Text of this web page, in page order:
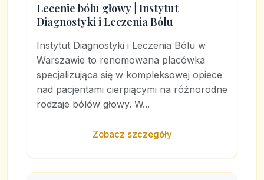
Lecenie bólu głowy | Instytut
Diagnostyki i Leczenia Bólu
Instytut Diagnostyki i Leczenia Bólu w
Warszawie to renomowana placówka
specjalizująca się w kompleksowej opiece
nad pacjentami cierpiącymi na różnorodne
rodzaje bólów głowy. W...
Zobacz szczegóły